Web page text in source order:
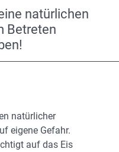
natürlichen
Betreten
natürlicher
eigene Gefahr.
auf das Eis